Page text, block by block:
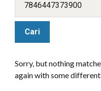
Sorry, but nothing
again with some